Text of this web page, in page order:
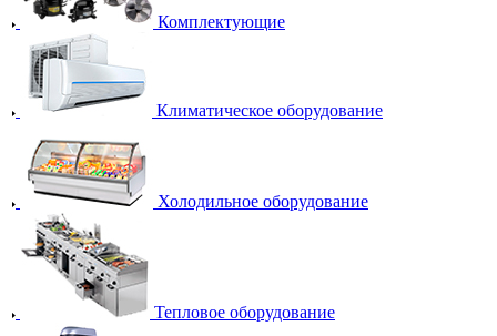
Комплектующие
Климатическое оборудование
Холодильное оборудование
Тепловое оборудование